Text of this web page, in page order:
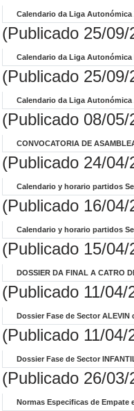
Calendario da Liga Autonómica
(Publicado 25/09/
Calendario da Liga Autonómica
(Publicado 25/09/
Calendario da Liga Autonómica
(Publicado 08/05/
CONVOCATORIA DE
(Publicado 24/04/
Calendario y horario partidos
(Publicado 16/04/
Calendario y horario partidos
(Publicado 15/04/
DOSSIER DA FINAL A CATRO
(Publicado 11/04/
Dossier Fase de Sector ALEVIN
(Publicado 11/04/
Dossier Fase de Sector
(Publicado 26/03/
Normas Especificas de Empate